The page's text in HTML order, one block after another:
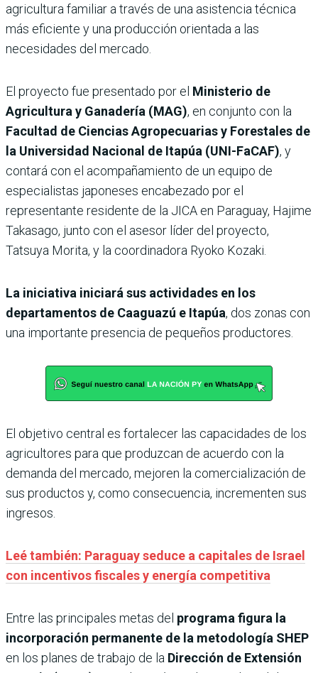
agricultura familiar a través de una asistencia técnica
más eficiente y una producción orientada a las
necesidades del mercado.
El proyecto fue presentado por el Ministerio de
Agricultura y Ganadería (MAG), en conjunto con la
Facultad de Ciencias Agropecuarias y Forestales de
la Universidad Nacional de Itapúa (UNI-FaCAF), y
contará con el acompañamiento de un equipo de
especialistas japoneses encabezado por el
representante residente de la JICA en Paraguay, Hajime
Takasago, junto con el asesor líder del proyecto,
Tatsuya Morita, y la coordinadora Ryoko Kozaki.
La iniciativa iniciará sus actividades en los
departamentos de Caaguazú e Itapúa, dos zonas con
una importante presencia de pequeños productores.
El objetivo central es fortalecer las capacidades de los
agricultores para que produzcan de acuerdo con la
demanda del mercado, mejoren la comercialización de
sus productos y, como consecuencia, incrementen sus
ingresos.
Leé también: Paraguay seduce a capitales de Israel
con incentivos fiscales y energía competitiva
Entre las principales metas del programa figura la
incorporación permanente de la metodología SHEP
en los planes de trabajo de la Dirección de Extensión